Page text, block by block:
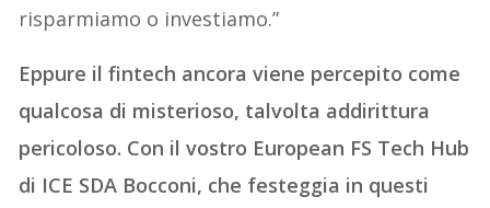
risparmiamo o investiamo.”
Eppure il fintech ancora viene percepito come
qualcosa di misterioso, talvolta addirittura
pericoloso. Con il vostro European FS Tech Hub
di ICE SDA Bocconi, che festeggia in questi